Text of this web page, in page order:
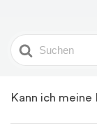
Search
For
Kann ich meine